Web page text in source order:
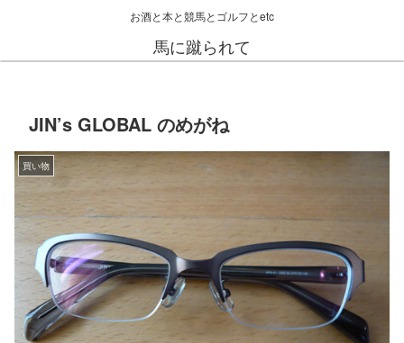
お酒と本と競馬とゴルフとetc
馬に蹴られて
JIN’s GLOBAL のめがね
買い物